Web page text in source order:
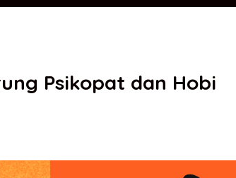
Psikopat dan Hobi